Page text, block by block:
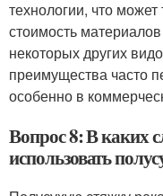
технологии, что
стоимость
некоторых других
преимущества часто
особенно в
Вопрос 8: В каких
использовать